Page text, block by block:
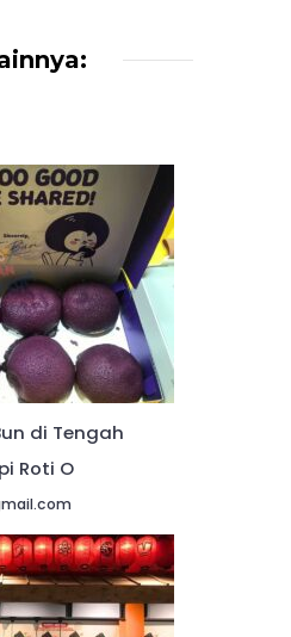
di Tengah
Roti O